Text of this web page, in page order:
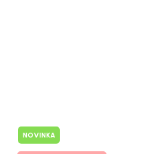
NOVINKA